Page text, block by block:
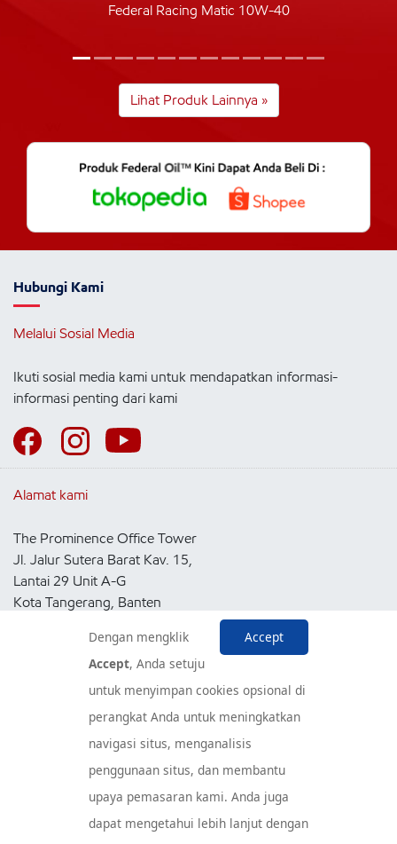
Federal Racing Matic 10W-40
Lihat Produk Lainnya »
Hubungi Kami
Melalui Sosial Media
Ikuti sosial media kami untuk mendapatkan informasi-
informasi penting dari kami
Alamat kami
The Prominence Office Tower
Jl. Jalur Sutera Barat Kav. 15,
Lantai 29 Unit A-G
Kota Tangerang, Banten
Pusat Layanan Konsumen
Accept
Dengan mengklik
Accept, Anda setuju
untuk menyimpan cookies opsional di
perangkat Anda untuk meningkatkan
navigasi situs, menganalisis
penggunaan situs, dan membantu
upaya pemasaran kami. Anda juga
dapat mengetahui lebih lanjut dengan